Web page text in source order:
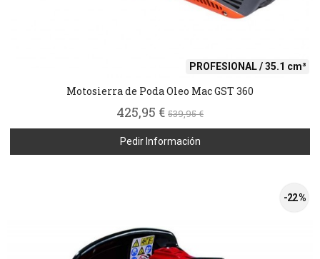
PROFESIONAL / 35.1 cm³
Motosierra de Poda Oleo Mac GST 360
425,95 € 539,95 €
Pedir Información
-22 %